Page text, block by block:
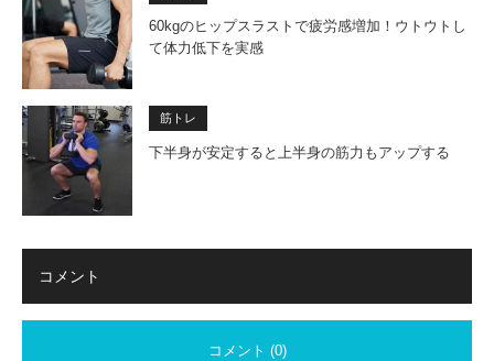
60kgのヒップスラストで疲労感増加！ウトウトし
て体力低下を実感
筋トレ
下半身が安定すると上半身の筋力もアップする
コメント
コメント (0)